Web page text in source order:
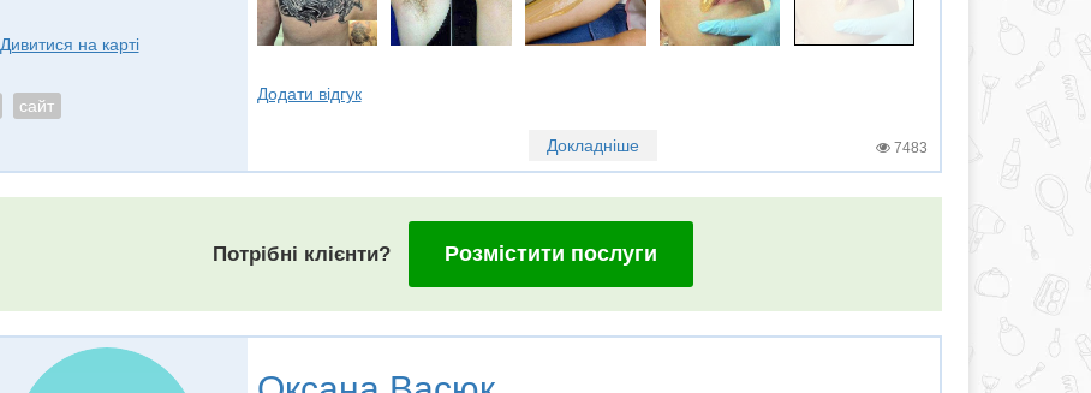
Дивитися на карті
сайт
Додати відгук
Докладніше 7483
Потрібні клієнти? Розмістити послуги